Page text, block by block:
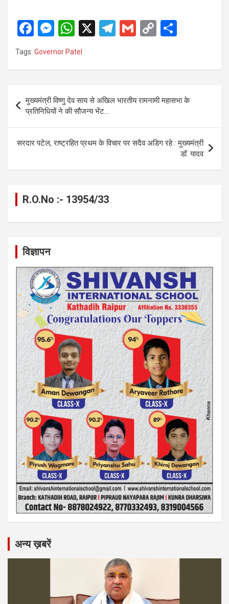
F
a
ce
o
o
k
M
es
se
g
er
W
h
at
A
p
p
X
T
a
G
C
n
Tags: Governor Patel
navigation
मुख्यमंत्री विष्णु देव साय से अखिल भारतीय रामनामी महासभा के
प्रतिनिधियों ने की सौजन्य भेंट…
सरदार पटेल, राष्ट्रहित प्रथम के विचार पर सदैव अडिग रहे : मुख्यमंत्री
डॉ. यादव
R.O.No :- 13954/33
विज्ञापन
अन्य ख़बरें